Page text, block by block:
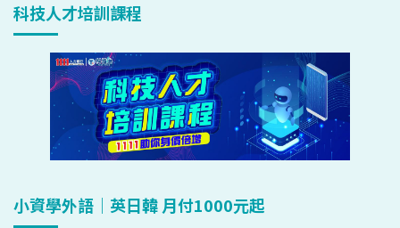
科技人才培訓課程
小資學外語｜英日韓 月付1000元起